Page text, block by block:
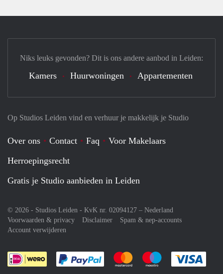
Op Studios Leiden vind en verhuur je makkelijk je Studio
Over ons Contact Faq
Voor Makelaars
Herroepingsrecht
Gratis je Studio aanbieden in Leiden
© 2026 - Studios Leiden - KvK nr. 02094127 – Nederland
Voorwaarden & privacy
Disclaimer
Spam & nep-accounts
Account verwijderen
Je rekent gemakkelijk af met Paypal
Je rekent gemakkelijk af met
Je rekent
Niks leuks gevonden? Dit is ons andere aanbod in Leiden:
Kamers Huurwoningen Appartementen